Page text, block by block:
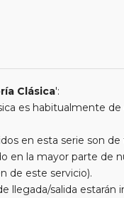
Clásica':
es habitualmente
en esta serie son
en la mayor parte de
de este servicio).
llegada/salida estarán